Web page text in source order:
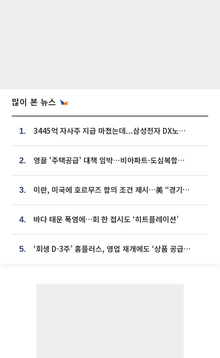
많이 본 뉴스
1. 3445억 자사주 지급 마쳤는데...삼성전자 DX노조, 뒤늦은 '떼쓰기 집회'
2. 영끌 '주택공급' 대책 임박⋯비아파트·도심복합까지 총동원
3. 이란, 미국에 호르무즈 합의 조건 제시…美 “경기 아직 안 끝나” [종합]
4. 바다 태운 폭염에…회 한 접시도 ‘히트플레이션’
5. ‘회생 D-3주’ 홈플러스, 영업 재개에도 ‘상품 공급망’ 복구가 생존 관건